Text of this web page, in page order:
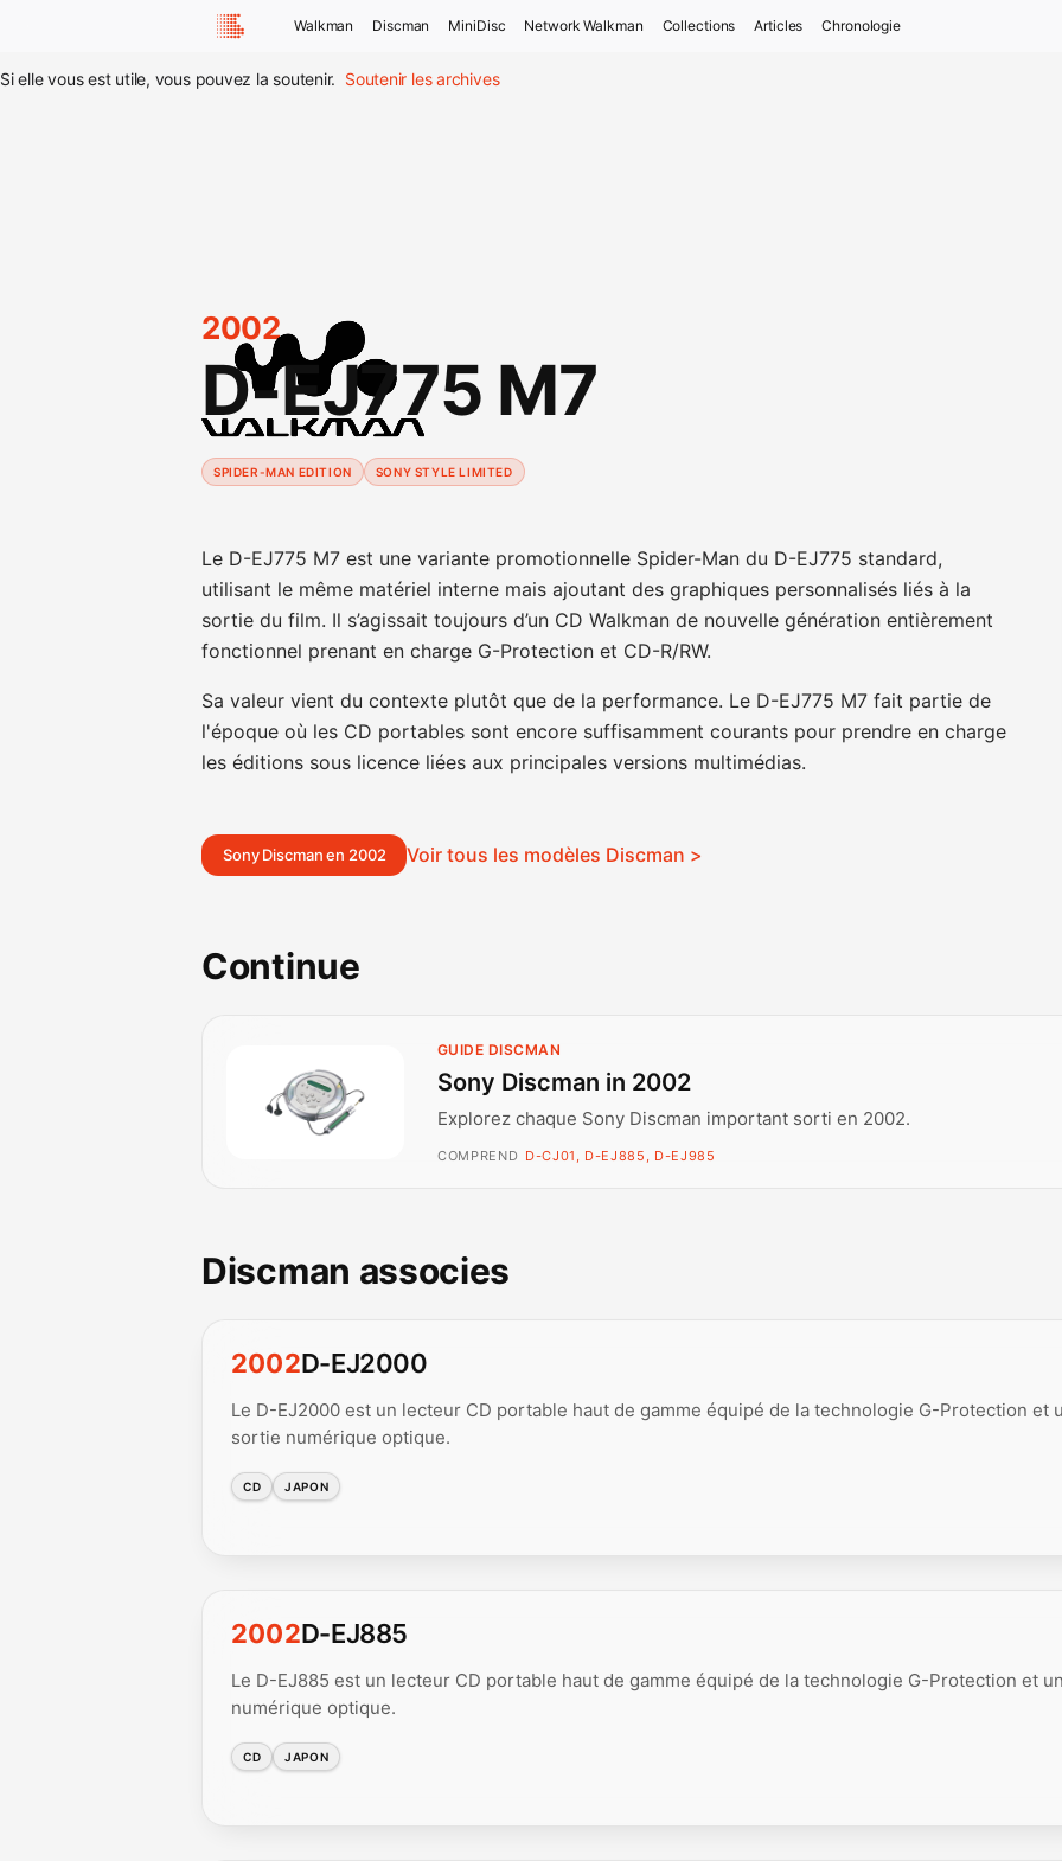
Walkman Discman MiniDisc Network Walkman Collections Articles Chronologie
Si elle vous est utile, vous pouvez la soutenir. Soutenir les archives
2002
D-EJ775 M7
SPIDER-MAN EDITION SONY STYLE LIMITED
Le D-EJ775 M7 est une variante promotionnelle Spider-Man du D-EJ775 standard,
utilisant le même matériel interne mais ajoutant des graphiques personnalisés liés à la
sortie du film. Il s’agissait toujours d’un CD Walkman de nouvelle génération entièrement
fonctionnel prenant en charge G-Protection et CD-R/RW.
Sa valeur vient du contexte plutôt que de la performance. Le D-EJ775 M7 fait partie de
l'époque où les CD portables sont encore suffisamment courants pour prendre en charge
les éditions sous licence liées aux principales versions multimédias.
Sony Discman en 2002 Voir tous les modèles Discman >
Continue
GUIDE DISCMAN
Sony Discman in 2002
Explorez chaque Sony Discman important sorti en 2002.
COMPREND D-CJ01, D-EJ885, D-EJ985
Discman associes
2002D-EJ2000
Le D-EJ2000 est un lecteur CD portable haut de gamme équipé de la technologie G-Protection et
sortie numérique optique.
CD JAPON
2002D-EJ885
Le D-EJ885 est un lecteur CD portable haut de gamme équipé de la technologie G-Protection et
numérique optique.
CD JAPON